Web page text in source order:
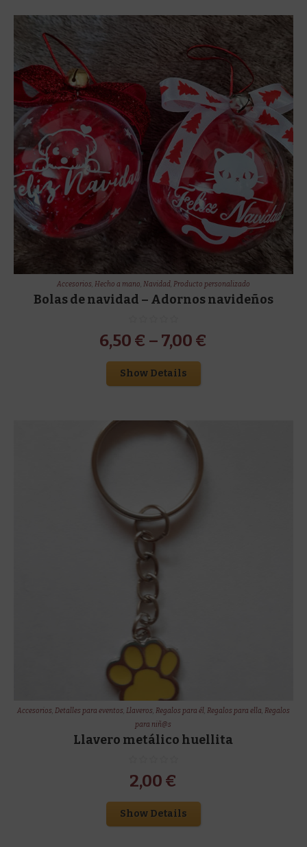
Accesorios, Hecho a mano, Navidad, Producto personalizado
Bolas de navidad – Adornos navideños
6,50 € – 7,00 €
Show Details
Accesorios, Detalles para eventos, Llaveros, Regalos para él, Regalos para ella, Regalos
para niñ@s
Llavero metálico huellita
2,00 €
Show Details